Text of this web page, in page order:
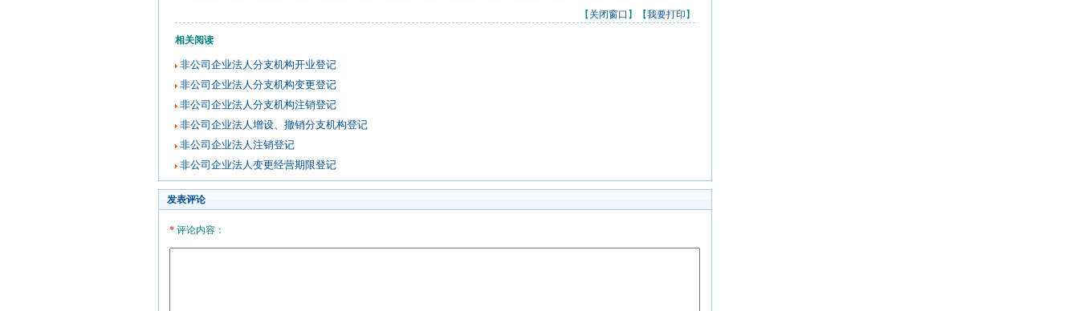
【关闭窗口 】【我要打印】
相关阅读
非公司企业法人分支机构开业登记
非公司企业法人分支机构变更登记
非公司企业法人分支机构注销登记
非公司企业法人增设、撤销分支机构登记
非公司企业法人注销登记
非公司企业法人变更经营期限登记
发表评论
*评论内容：